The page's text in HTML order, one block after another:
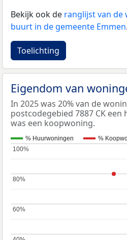
Bekijk ook de ranglijst van
buurt in de gemeente Emmen.
Toelichting
Eigendom van
In 2025 was 20% van de
postcodegebied 7887 CK
was een koopwoning.
% Huurwoningen %
60%
60%
80%
80%
100%
100%